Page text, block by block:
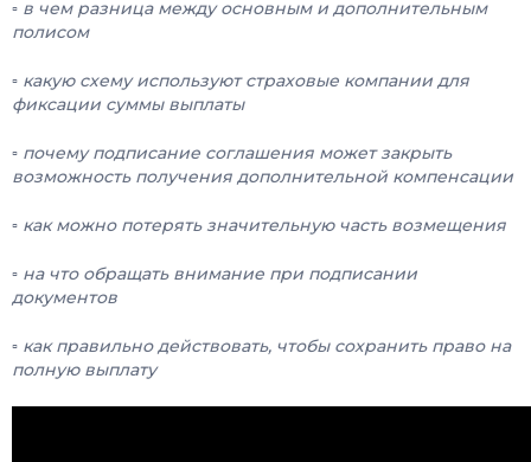
▫️ в чем разница между основным и дополнительным
полисом
▫️ какую схему используют страховые компании для
фиксации суммы выплаты
▫️ почему подписание соглашения может закрыть
возможность получения дополнительной компенсации
▫️ как можно потерять значительную часть возмещения
▫️ на что обращать внимание при подписании
документов
▫️ как правильно действовать, чтобы сохранить право на
полную выплату